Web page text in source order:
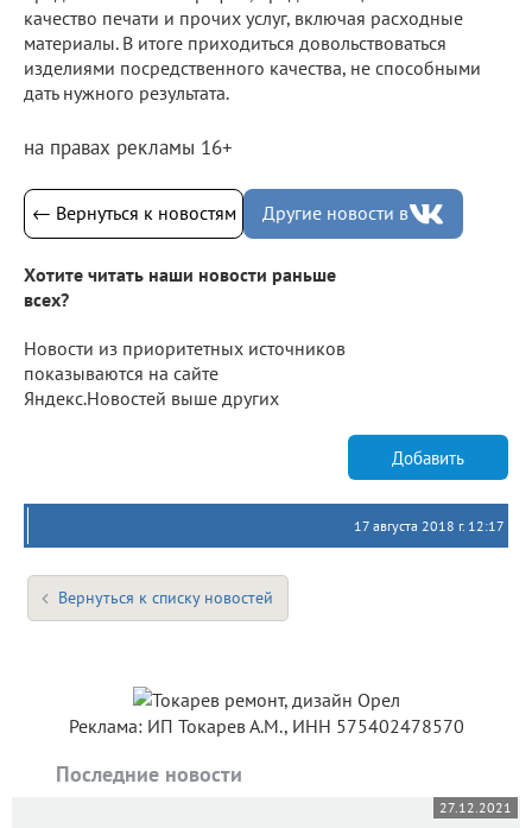
качество печати и прочих услуг, включая расходные
материалы. В итоге приходиться довольствоваться
изделиями посредственного качества, не способными
дать нужного результата.
на правах рекламы 16+
← Вернуться к новостям Другие новости в
Хотите читать наши новости раньше
всех?
Новости из приоритетных источников
показываются на сайте
Яндекс.Новостей выше других
Добавить
17 августа 2018 г. 12:17
Вернуться к списку новостей
Реклама: ИП Токарев А.М., ИНН 575402478570
Последние новости
27.12.2021